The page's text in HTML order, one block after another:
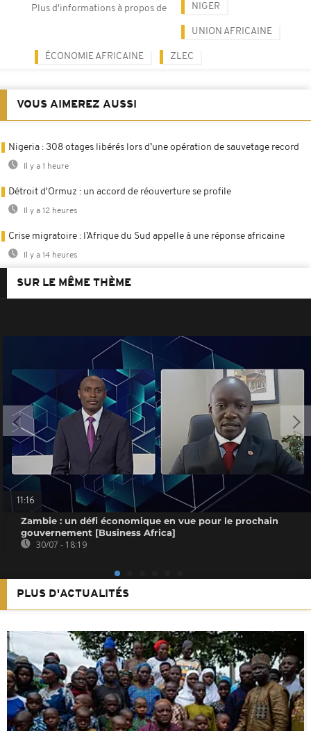
Plus d'informations à propos de NIGER
UNION AFRICAINE
ÉCONOMIE AFRICAINE ZLEC
VOUS AIMEREZ AUSSI
Nigeria : 308 otages libérés lors d’une opération de sauvetage record
Il y a 1 heure
Détroit d'Ormuz : un accord de réouverture se profile
Il y a 12 heures
Crise migratoire : l’Afrique du Sud appelle à une réponse africaine
Il y a 14 heures
SUR LE MÊME THÈME
11:16
Zambie : un défi économique en vue pour le prochain
gouvernement [Business Africa]
30/07 - 18:19
PLUS D'ACTUALITÉS